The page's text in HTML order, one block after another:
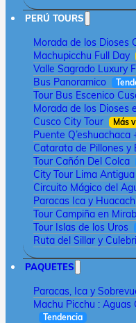
PERÚ TOURS
Morada de los Dioses
Machupicchu Full Day
Valle Sagrado Luxury
Bus Panoramico
Tour Bus Escenico
Morada de los Dioses
Cusco City Tour
Más
Puente Q’eshuachaca
Catarata de Pillones y
Tour Cañón Del Colca
City Tour Lima
Circuito Mágico del
Paracas Ica y
Tour Campiña en
Tour Islas de los Uros
Ruta del Sillar y
PAQUETES
Paracas, Ica y
Machu Picchu :
Tendencia